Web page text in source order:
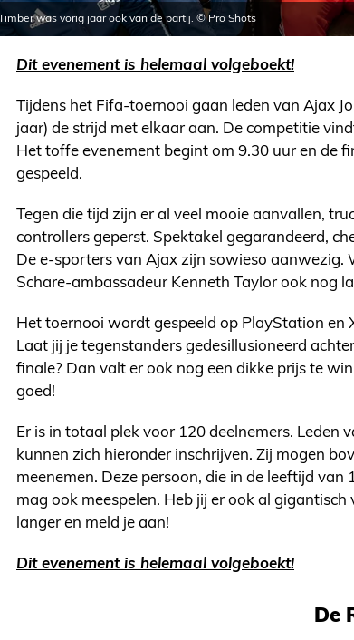
Timber was vorig jaar ook van de partij. © Pro Shots
Dit evenement is helemaal volgeboekt!
Tijdens het Fifa-toernooi gaan leden van Ajax
jaar) de strijd met elkaar aan. De competitie
Het toffe evenement begint om 9.30 uur en de
gespeeld.
Tegen die tijd zijn er al veel mooie aanvallen,
controllers geperst. Spektakel gegarandeerd,
De e-sporters van Ajax zijn sowieso aanwezig.
Schare-ambassadeur Kenneth Taylor ook nog
Het toernooi wordt gespeeld op PlayStation en
Laat jij je tegenstanders gedesillusioneerd
finale? Dan valt er ook nog een dikke prijs te
goed!
Er is in totaal plek voor 120 deelnemers. Leden
kunnen zich hieronder inschrijven. Zij mogen
meenemen. Deze persoon, die in de leeftijd van
mag ook meespelen. Heb jij er ook al
langer en meld je aan!
Dit evenement is helemaal volgeboekt!
De